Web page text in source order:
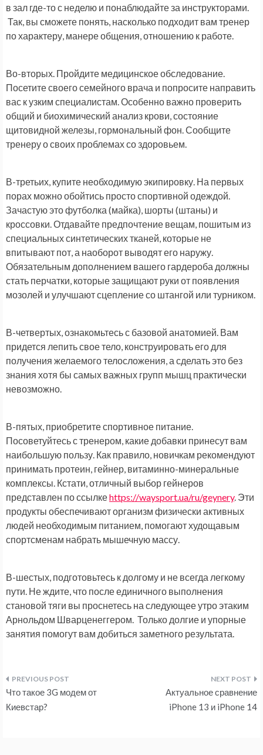
в зал где-то с неделю и понаблюдайте за инструкторами.
Так, вы сможете понять, насколько подходит вам тренер
по характеру, манере общения, отношению к работе.
Во-вторых. Пройдите медицинское обследование.
Посетите своего семейного врача и попросите направить
вас к узким специалистам. Особенно важно проверить
общий и биохимический анализ крови, состояние
щитовидной железы, гормональный фон. Сообщите
тренеру о своих проблемах со здоровьем.
В-третьих, купите необходимую экипировку. На первых
порах можно обойтись просто спортивной одеждой.
Зачастую это футболка (майка), шорты (штаны) и
кроссовки. Отдавайте предпочтение вещам, пошитым из
специальных синтетических тканей, которые не
впитывают пот, а наоборот выводят его наружу.
Обязательным дополнением вашего гардероба должны
стать перчатки, которые защищают руки от появления
мозолей и улучшают сцепление со штангой или турником.
В-четвертых, ознакомьтесь с базовой анатомией. Вам
придется лепить свое тело, конструировать его для
получения желаемого телосложения, а сделать это без
знания хотя бы самых важных групп мышц практически
невозможно.
В-пятых, приобретите спортивное питание.
Посоветуйтесь с тренером, какие добавки принесут вам
наибольшую пользу. Как правило, новичкам рекомендуют
принимать протеин, гейнер, витаминно-минеральные
комплексы. Кстати, отличный выбор гейнеров
представлен по ссылкеhttps://waysport.ua/ru/geynery. Эти
продукты обеспечивают организм физически активных
людей необходимым питанием, помогают худощавым
спортсменам набрать мышечную массу.
В-шестых, подготовьтесь к долгому и не всегда легкому
пути. Не ждите, что после единичного выполнения
становой тяги вы проснетесь на следующее утро этаким
Арнольдом Шварценеггером. Только долгие и упорные
занятия помогут вам добиться заметного результата.
Навигация
по
Что такое 3G модем от
Киевстар?
Актуальное сравнение
iPhone 13 и iPhone 14